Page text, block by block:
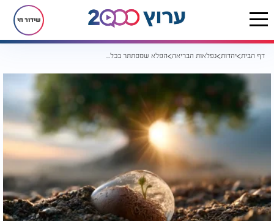
שידור חי
דף הבית יהדות נפלאות הבריאה הפלא שמסתתר בכל זרע: איך חיים שלמים מתחילים מנקודה זעירה?